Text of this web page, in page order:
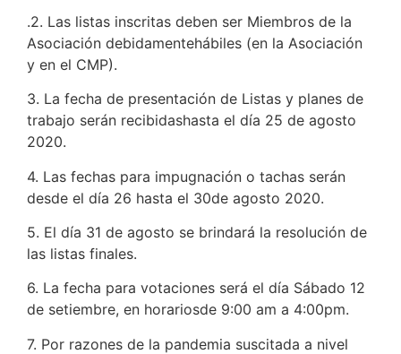
.2. Las listas inscritas deben ser Miembros de la
Asociación debidamentehábiles (en la Asociación
y en el CMP).
3. La fecha de presentación de Listas y planes de
trabajo serán recibidashasta el día 25 de agosto
2020.
4. Las fechas para impugnación o tachas serán
desde el día 26 hasta el 30de agosto 2020.
5. El día 31 de agosto se brindará la resolución de
las listas finales.
6. La fecha para votaciones será el día Sábado 12
de setiembre, en horariosde 9:00 am a 4:00pm.
7. Por razones de la pandemia suscitada a nivel